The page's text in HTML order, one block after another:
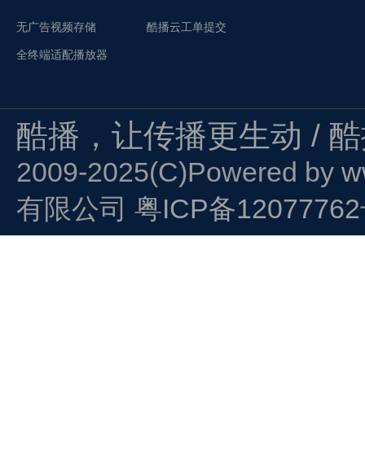
无广告视频存储
全终端适配播放器
酷播云工单提交
酷播，让传播更生动 /
2009-2025(C)Powered by
有限公司 粤ICP备